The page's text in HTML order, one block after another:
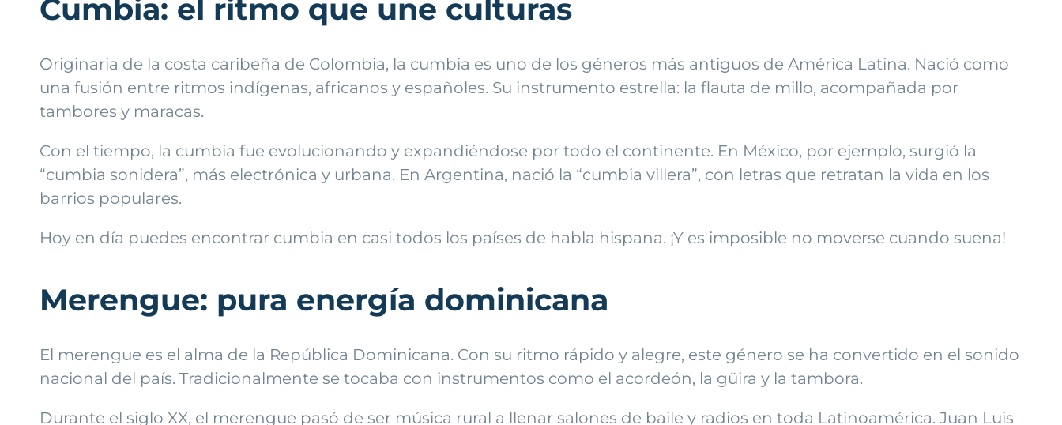
Cumbia: el ritmo que une culturas
Originaria de la costa caribeña de Colombia, la cumbia es uno de los géneros más antiguos de América Latina. Nació como
una fusión entre ritmos indígenas, africanos y españoles. Su instrumento estrella: la flauta de millo, acompañada por
tambores y maracas.
Con el tiempo, la cumbia fue evolucionando y expandiéndose por todo el continente. En México, por ejemplo, surgió la
“cumbia sonidera”, más electrónica y urbana. En Argentina, nació la “cumbia villera”, con letras que retratan la vida en los
barrios populares.
Hoy en día puedes encontrar cumbia en casi todos los países de habla hispana. ¡Y es imposible no moverse cuando suena!
Merengue: pura energía dominicana
El merengue es el alma de la República Dominicana. Con su ritmo rápido y alegre, este género se ha convertido en el sonido
nacional del país. Tradicionalmente se tocaba con instrumentos como el acordeón, la güira y la tambora.
Durante el siglo XX, el merengue pasó de ser música rural a llenar salones de baile y radios en toda Latinoamérica. Juan Luis